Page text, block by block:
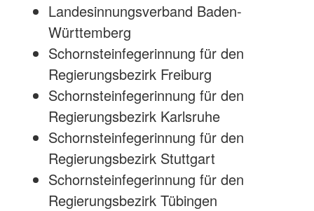
Landesinnungsverband Baden-
Württemberg
Schornsteinfegerinnung für den
Regierungsbezirk Freiburg
Schornsteinfegerinnung für den
Regierungsbezirk Karlsruhe
Schornsteinfegerinnung für den
Regierungsbezirk Stuttgart
Schornsteinfegerinnung für den
Regierungsbezirk Tübingen